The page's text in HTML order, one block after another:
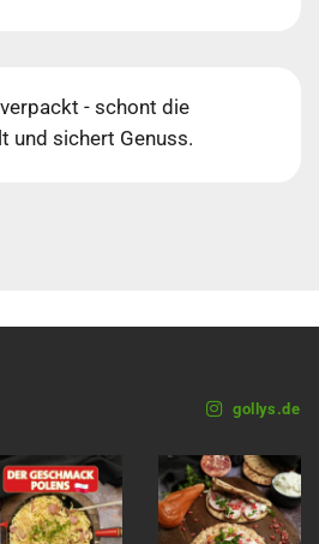
- schont die
und sichert Genuss.
gollys.de